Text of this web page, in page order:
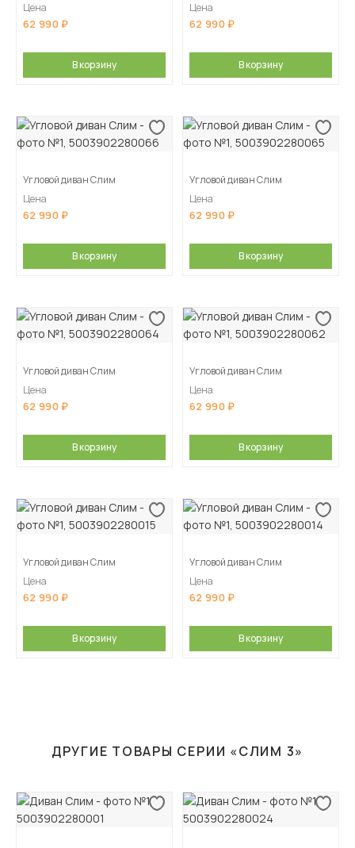
Цена
62 990
В корзину
Цена
62 990
В корзину
Угловой диван Слим
Цена
62 990
В корзину
Угловой диван Слим
Цена
62 990
В корзину
Угловой диван Слим
Цена
62 990
В корзину
Угловой диван Слим
Цена
62 990
В корзину
Угловой диван Слим
Цена
62 990
В корзину
Угловой диван Слим
Цена
62 990
В корзину
ДРУГИЕ ТОВАРЫ СЕРИИ «СЛИМ 3»